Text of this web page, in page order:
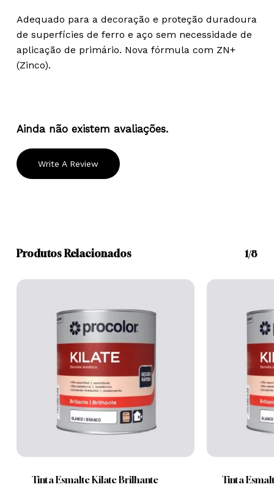
Adequado para a decoração e proteção duradoura
de superfícies de ferro e aço sem necessidade de
aplicação de primário. Nova fórmula com ZN+
(Zinco).
Ainda não existem avaliações.
Write A Review
Produtos Relacionados 1/8
multiple
Tinta Esmalte Kilate Brilhante
multiple
Tinta